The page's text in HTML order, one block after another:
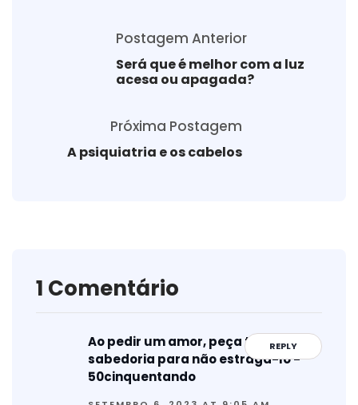
Postagem Anterior
Será que é melhor com a luz
acesa ou apagada?
Próxima Postagem
A psiquiatria e os cabelos
1 Comentário
REPLY
Ao pedir um amor, peça também
sabedoria para não estragá-lo -
50cinquentando